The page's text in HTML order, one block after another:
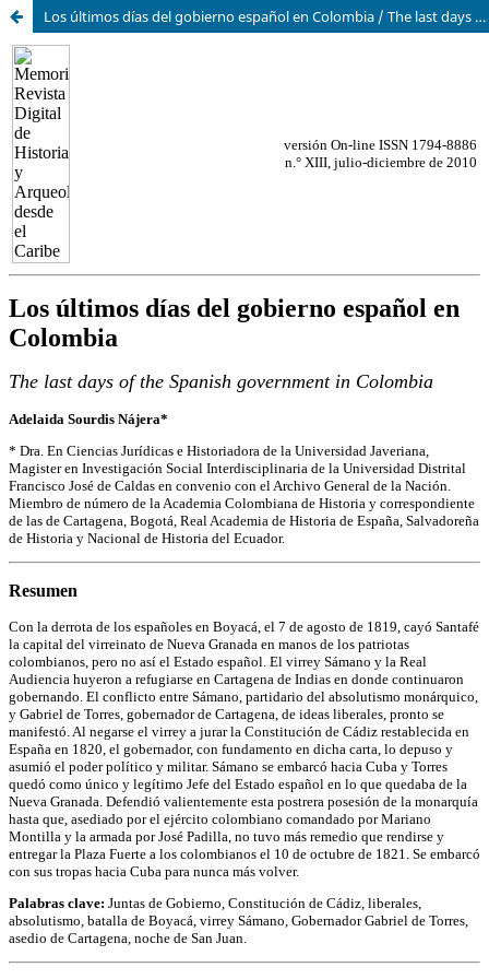
Los últimos días del gobierno español en Colombia / The last days of the Spanish government in Colombia